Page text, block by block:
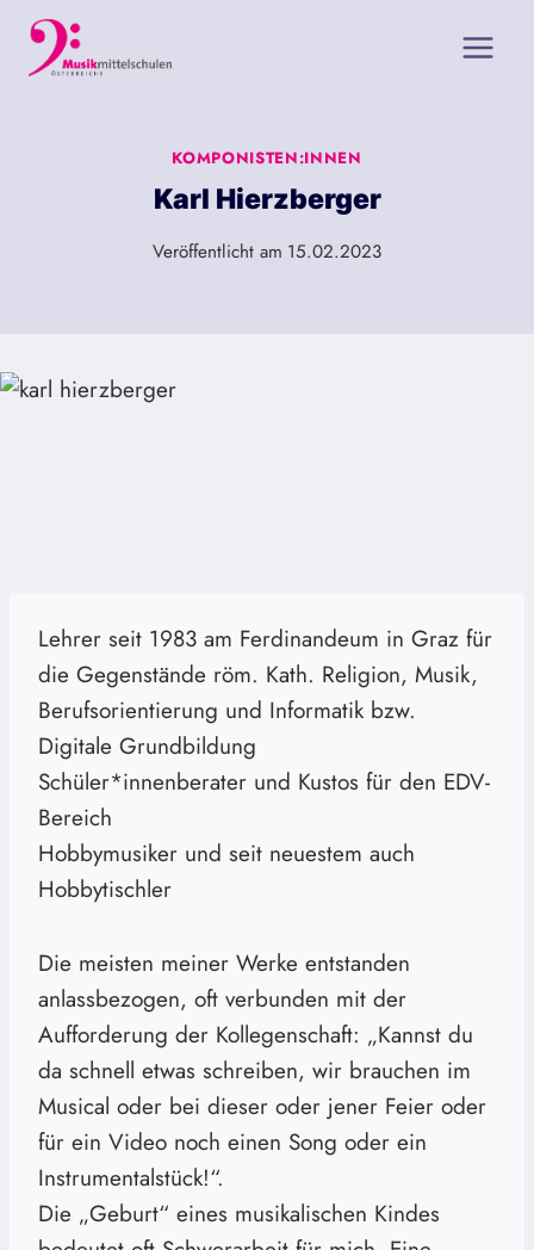
Zum
Inhalt
KOMPONISTEN:INNEN
Karl Hierzberger
Veröffentlicht am 15.02.2023
Lehrer seit 1983 am Ferdinandeum in Graz für
die Gegenstände röm. Kath. Religion, Musik,
Berufsorientierung und Informatik bzw.
Digitale Grundbildung
Schüler*innenberater und Kustos für den EDV-
Bereich
Hobbymusiker und seit neuestem auch
Hobbytischler
Die meisten meiner Werke entstanden
anlassbezogen, oft verbunden mit der
Aufforderung der Kollegenschaft: „Kannst du
da schnell etwas schreiben, wir brauchen im
Musical oder bei dieser oder jener Feier oder
für ein Video noch einen Song oder ein
Instrumentalstück!“.
Die „Geburt“ eines musikalischen Kindes